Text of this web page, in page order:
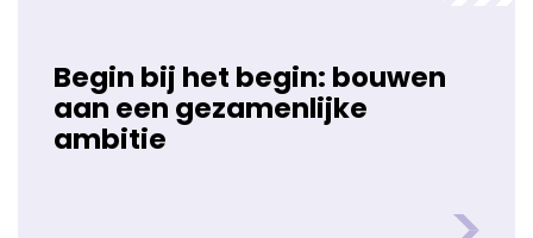
Begin bij het begin: bouwen
aan een gezamenlijke
ambitie